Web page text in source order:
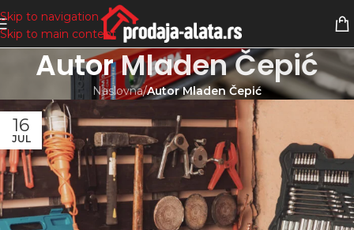
Skip to navigation
Skip to main content
AutorMladen Čepić
Naslovna/Autor Mladen Čepić
16
JUL